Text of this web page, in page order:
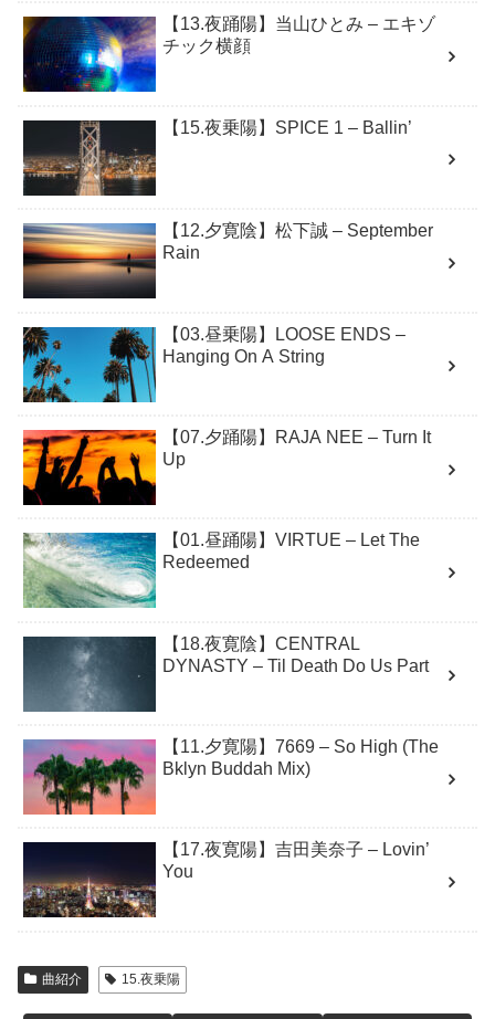
【13.夜踊陽】当山ひとみ – エキゾ
チック横顔
【15.夜乗陽】SPICE 1 – Ballin’
【12.夕寛陰】松下誠 – September
Rain
【03.昼乗陽】LOOSE ENDS –
Hanging On A String
【07.夕踊陽】RAJA NEE – Turn It
Up
【01.昼踊陽】VIRTUE – Let The
Redeemed
【18.夜寛陰】CENTRAL
DYNASTY – Til Death Do Us Part
【11.夕寛陽】7669 – So High (The
Bklyn Buddah Mix)
【17.夜寛陽】吉田美奈子 – Lovin’
You
曲紹介 15.夜乗陽